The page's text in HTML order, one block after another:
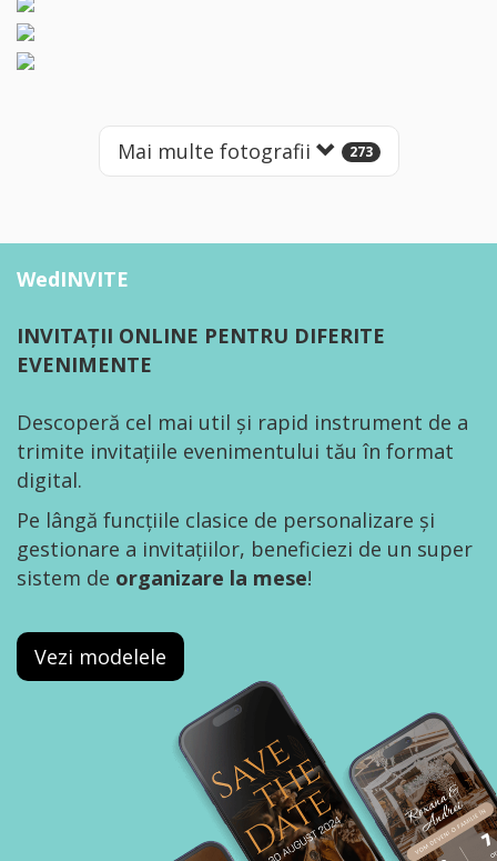
Mai multe fotografii 273
WedINVITE
INVITAȚII ONLINE PENTRU DIFERITE
EVENIMENTE
Descoperă cel mai util și rapid instrument de a
trimite invitațiile evenimentului tău în format
digital.
Pe lângă funcțiile clasice de personalizare și
gestionare a invitațiilor, beneficiezi de un super
sistem de organizare la mese!
Vezi modelele